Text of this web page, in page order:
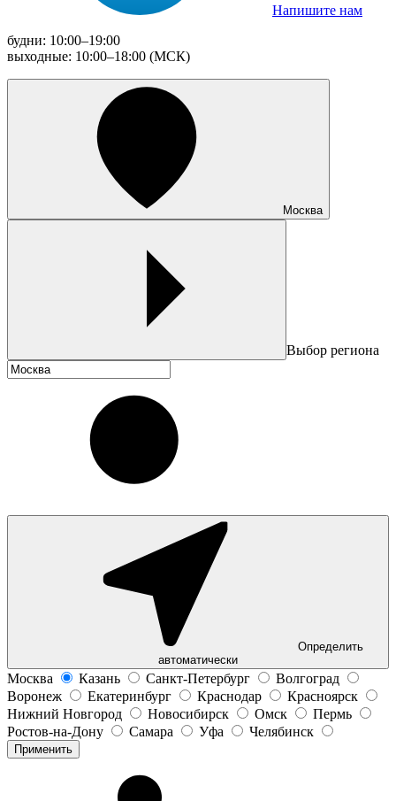
Напишите нам
будни: 10:00–19:00
выходные: 10:00–18:00 (МСК)
Москва
Выбор региона
Определить
автоматически
Москва Казань Санкт-Петербург
Волгоград
Воронеж
Екатеринбург Краснодар
Красноярск
Нижний Новгород
Новосибирск Омск
Пермь
Ростов-на-Дону
Самара Уфа Челябинск
Применить